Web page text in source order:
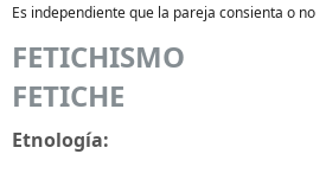
Es independiente que la pareja consienta o no
FETICHISMO
FETICHE
Etnología: